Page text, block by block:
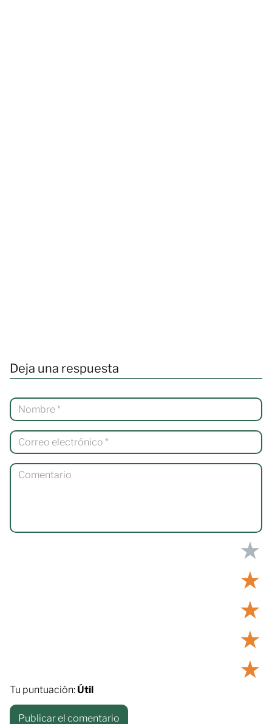
Deja una respuesta
★
★
★
★
★
Tu puntuación: Útil